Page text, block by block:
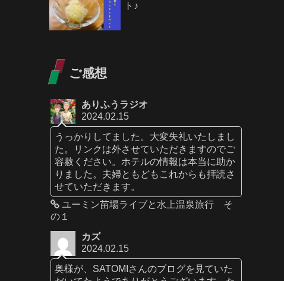
ト♪
ご感想
ありふうラジオ
2024.02.15
うっかりしてました。大変失礼いたしまし
た。リンクは外させていただきますのでご
容赦ください。ホテルの情報は本当に助か
りました。夫婦ともどもこれからも拝読さ
せていただきます。
ユーミン苗場ライブと水上温泉旅行 そ
の１
カズ
2024.02.15
奥様が、SATOMIさんのブログを見ていた